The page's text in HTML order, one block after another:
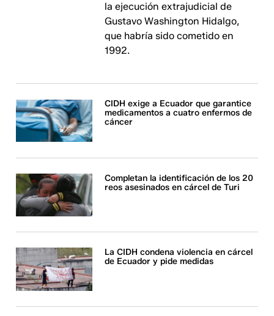
la ejecución extrajudicial de
Gustavo Washington Hidalgo,
que habría sido cometido en
1992.
CIDH exige a Ecuador que garantice
medicamentos a cuatro enfermos de
cáncer
Completan la identificación de los 20
reos asesinados en cárcel de Turi
La CIDH condena violencia en cárcel
de Ecuador y pide medidas